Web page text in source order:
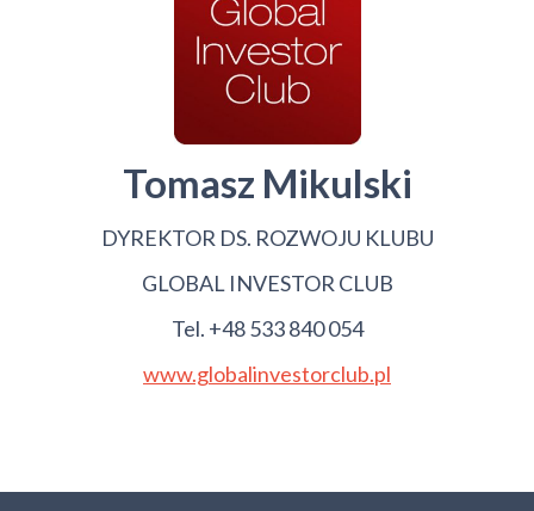
Tomasz Mikulski
DYREKTOR DS. ROZWOJU KLUBU
GLOBAL INVESTOR CLUB
Tel. +48 533 840 054
www.globalinvestorclub.pl